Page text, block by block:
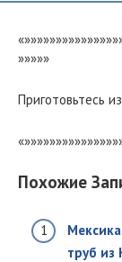
»»»»»
Приготовьтесь
Похожие
труб из